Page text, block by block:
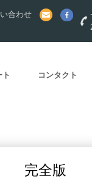
合わせ
ト コンタクト
完全版